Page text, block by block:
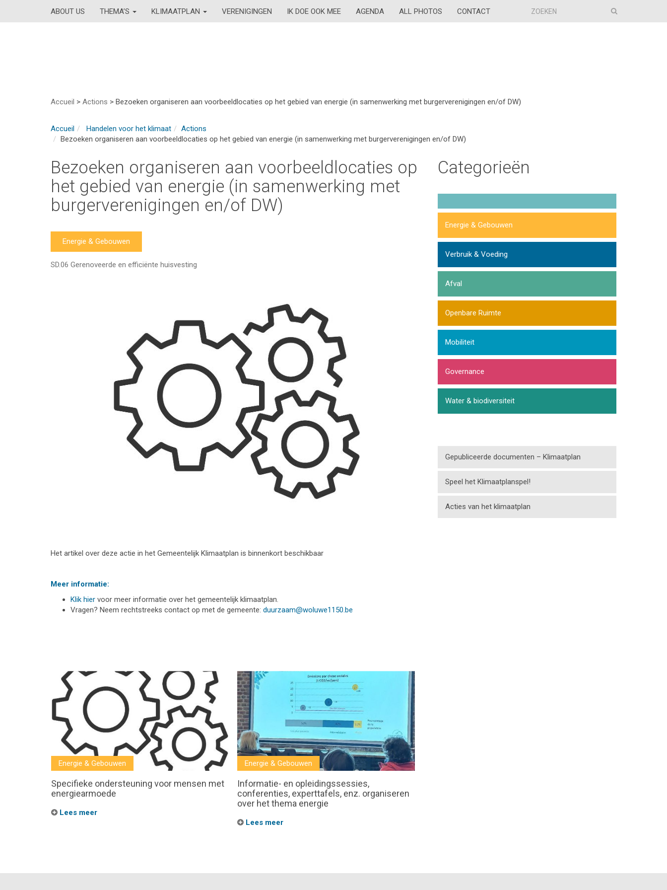
ABOUT US THEMA’S KLIMAATPLAN VERENIGINGEN IK DOE OOK MEE AGENDA ALL PHOTOS CONTACT
Accueil > Actions > Bezoeken organiseren aan voorbeeldlocaties op het gebied van energie (in samenwerking met burgerverenigingen en/of DW)
Accueil Handelen voor het klimaat
Actions
Bezoeken organiseren aan voorbeeldlocaties op het gebied van energie (in samenwerking met burgerverenigingen en/of DW)
Bezoeken organiseren aan voorbeeldlocaties op
het gebied van energie (in samenwerking met
burgerverenigingen en/of DW)
Energie & Gebouwen
SD.06 Gerenoveerde en efficiënte huisvesting
Het artikel over deze actie in het Gemeentelijk Klimaatplan is binnenkort beschikbaar
Meer informatie:
Klik hier voor meer informatie over het gemeentelijk klimaatplan.
Vragen? Neem rechtstreeks contact op met de gemeente: duurzaam@woluwe1150.be
Energie & Gebouwen
Specifieke ondersteuning voor mensen met
energiearmoede
Lees meer
Energie & Gebouwen
Informatie- en opleidingssessies,
conferenties, experttafels, enz. organiseren
over het thema energie
Lees meer
Categorieën
Energie & Gebouwen
Verbruik & Voeding
Afval
Openbare Ruimte
Mobiliteit
Governance
Water & biodiversiteit
Gepubliceerde documenten – Klimaatplan
Speel het Klimaatplanspel!
Acties van het klimaatplan